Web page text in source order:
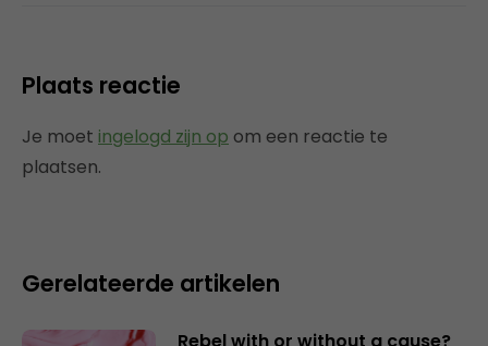
Plaats reactie
Je moet ingelogd zijn op om een reactie te
plaatsen.
Gerelateerde artikelen